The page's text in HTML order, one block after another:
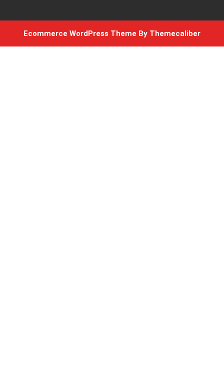
Ecommerce WordPress Theme By Themecaliber